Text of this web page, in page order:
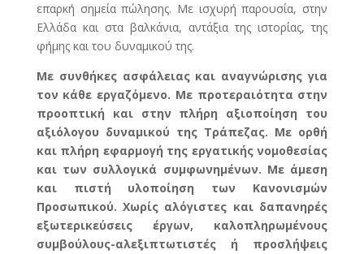
επαρκή σημεία πώλησης. Με ισχυρή παρουσία, στην
Ελλάδα και στα βαλκάνια, αντάξια της ιστορίας, της
φήμης και του δυναμικού της.
Με συνθήκες ασφάλειας και αναγνώρισης για
τον κάθε εργαζόμενο. Με προτεραιότητα στην
προοπτική και στην πλήρη αξιοποίηση του
αξιόλογου δυναμικού της Τράπεζας. Με ορθή
και πλήρη εφαρμογή της εργατικής νομοθεσίας
και των συλλογικά συμφωνημένων. Με άμεση
και πιστή υλοποίηση των Κανονισμών
Προσωπικού. Χωρίς αλόγιστες και δαπανηρές
εξωτερικεύσεις έργων, καλοπληρωμένους
συμβούλους-αλεξιπτωτιστές ή προσλήψεις